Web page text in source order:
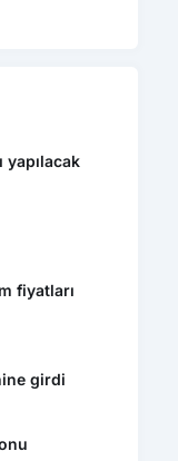
fiyatları
girdi